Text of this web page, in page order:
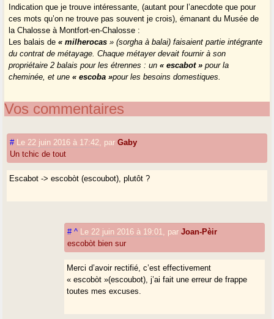
Indication que je trouve intéressante, (autant pour l’anecdote que pour
ces mots qu’on ne trouve pas souvent je crois), émanant du Musée de
la Chalosse à Montfort-en-Chalosse :
Les balais de«milherocas » (sorgha à balai) faisaient partie intégrante
du contrat de métayage. Chaque métayer devait fournir à son
propriétaire 2 balais pour les étrennes : un« escabot » pour la
cheminée, et une« escoba »pour les besoins domestiques.
Vos commentaires
# Le 22 juin 2016 à 17:42 parGaby
Un tchic de tout
Escabot -> escobòt (escoubot), plutôt ?
# ^ Le 22 juin 2016 à 19:01 parJoan-Pèir
escobòt bien sur
Merci d’avoir rectifié, c’est effectivement
« escobòt »(escoubot), j’ai fait une erreur de frappe
toutes mes excuses.